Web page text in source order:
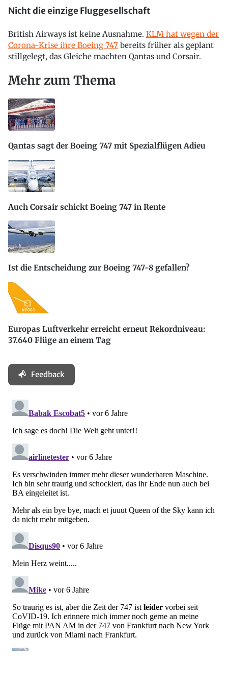
Nicht die einzige Fluggesellschaft
British Airways ist keine Ausnahme. KLM hat wegen der
Corona-Krise ihre Boeing 747 bereits früher als geplant
stillgelegt, das Gleiche machten Qantas und Corsair.
Mehr zum Thema
Qantas sagt der Boeing 747 mit Spezialflügen Adieu
Auch Corsair schickt Boeing 747 in Rente
Ist die Entscheidung zur Boeing 747-8 gefallen?
Europas Luftverkehr erreicht erneut Rekordniveau:
37.640 Flüge an einem Tag
Feedback